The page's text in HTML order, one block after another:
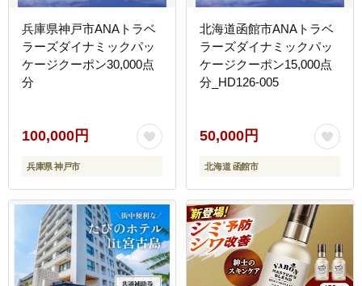
兵庫県神戸市ANAトラベ
ラーズダイナミックパッ
ケージクーポン30,000点
分
100,000円
兵庫県 神戸市
北海道函館市ANAトラベ
ラーズダイナミックパッ
ケージクーポン15,000点
分_HD126-005
50,000円
北海道 函館市